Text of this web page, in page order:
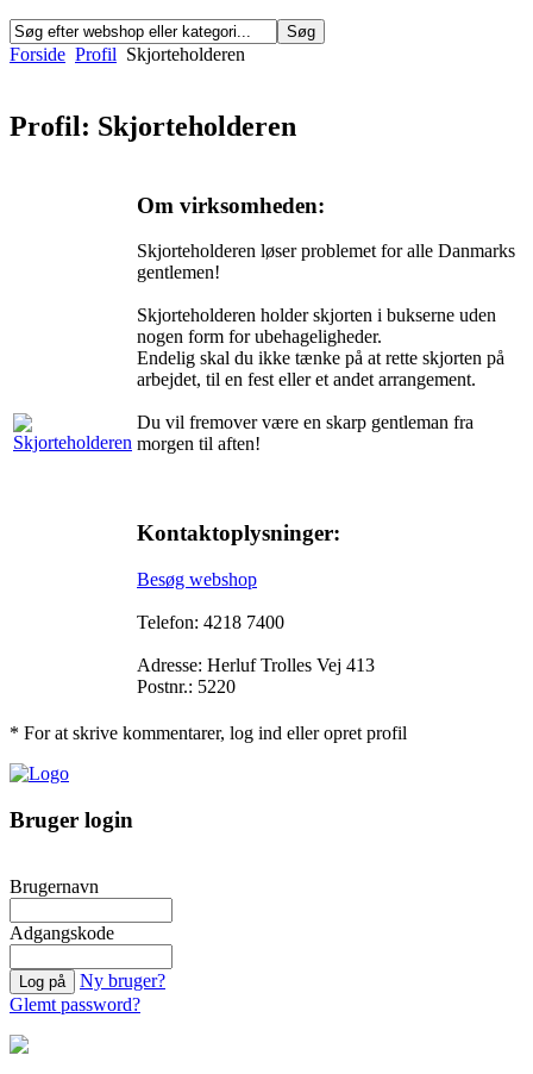
Forside Profil Skjorteholderen
Profil: Skjorteholderen
Om virksomheden:
Skjorteholderen løser problemet for alle Danmarks
gentlemen!
Skjorteholderen holder skjorten i bukserne uden
nogen form for ubehageligheder.
Endelig skal du ikke tænke på at rette skjorten på
arbejdet, til en fest eller et andet arrangement.
Du vil fremover være en skarp gentleman fra
morgen til aften!
Kontaktoplysninger:
Besøg webshop
Telefon: 4218 7400
Adresse: Herluf Trolles Vej 413
Postnr.: 5220
* For at skrive kommentarer, log ind eller opret profil
Bruger login
Brugernavn
Adgangskode
Ny bruger?
Glemt password?